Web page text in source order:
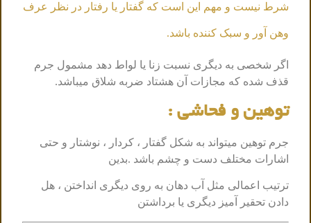
شرط نیست و مهم این است که گفتار یا رفتار در نظر عرف
وهن آور و سبک کننده باشد.
اگر شخصی به دیگری نسبت زنا یا لواط دهد مشمول جرم
قذف شده که مجازات آن هشتاد ضربه شلاق میباشد.
توهین و فحاشی :
جرم توهین میتواند به شکل گفتار ، کردار ، نوشتار و حتی
اشارات مختلف دست و چشم باشد .بدین
ترتیب اعمالی مثل آب دهان به روی دیگری انداختن ، هل
دادن تحقیر آمیز دیگری یا برداشتن